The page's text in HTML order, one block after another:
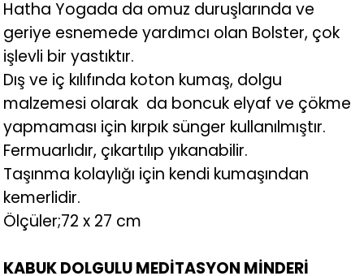
Hatha Yogada da omuz duruşlarında ve
geriye esnemede yardımcı olan Bolster, çok
işlevli bir yastıktır.
Dış ve iç kılıfında koton kumaş, dolgu
malzemesi olarak da boncuk elyaf ve çökme
yapmaması için kırpık sünger kullanılmıştır.
Fermuarlıdır, çıkartılıp yıkanabilir.
Taşınma kolaylığı için kendi kumaşından
kemerlidir.
Ölçüler;72 x 27 cm
KABUK DOLGULU MEDİTASYON MİNDERİ